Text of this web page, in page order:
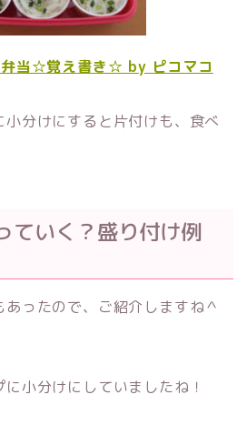
当☆覚え書き☆ by ピコマコ
分けにすると片付けも、食べ
ていく？盛り付け例
ったので、ご紹介しますね＾
小分けにしていましたね！